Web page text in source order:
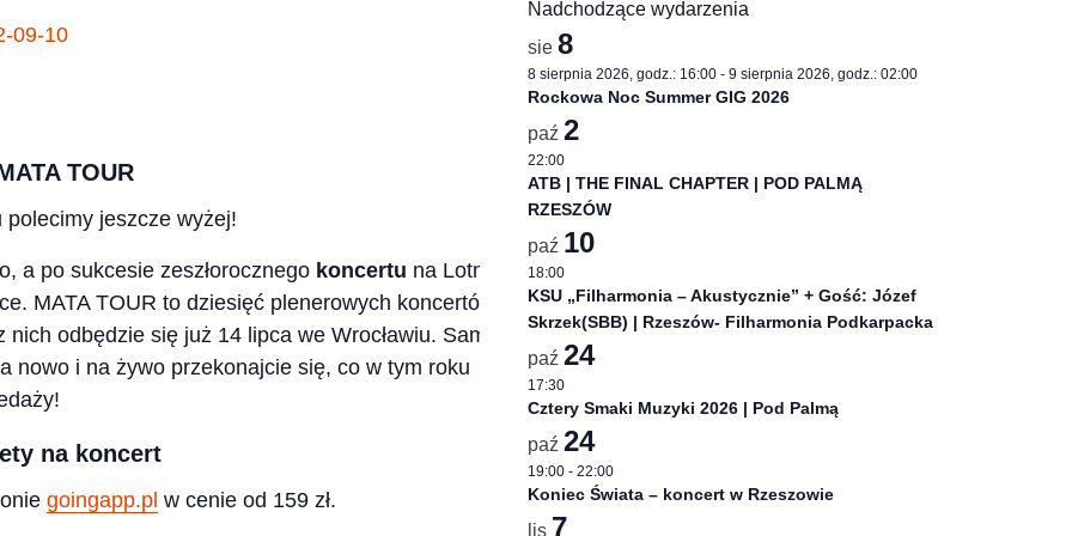
TOUR
polecimy jeszcze wyżej!
a po sukcesie zeszłorocznego koncertu na Lotnisku
MATA TOUR to dziesięć plenerowych koncertów
odbędzie się już 14 lipca we Wrocławiu. Sami
nowo i na żywo przekonajcie się, co w tym roku
na koncert
goingapp.pl w cenie od 159 zł.
Nadchodzące wydarzenia
sie 8
8 sierpnia 2026, godz.: 16:00- 9 sierpnia 2026, godz.: 02:00
Rockowa Noc Summer GIG 2026
paź 2
22:00
ATB | THE FINAL CHAPTER | POD PALMĄ
RZESZÓW
paź 10
18:00
KSU „Filharmonia – Akustycznie” + Gość: Józef
Skrzek(SBB) | Rzeszów- Filharmonia Podkarpacka
paź 24
17:30
Cztery Smaki Muzyki 2026 | Pod Palmą
paź 24
19:00- 22:00
Koniec Świata – koncert w Rzeszowie
lis 7